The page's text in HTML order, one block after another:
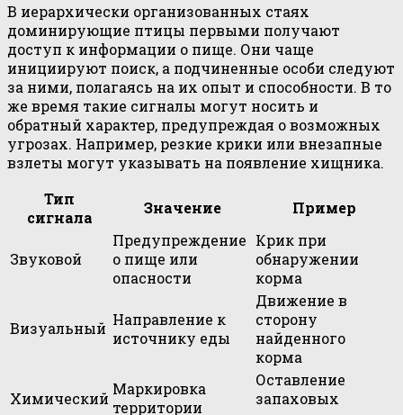
В иерархически организованных стаях
доминирующие птицы первыми получают
доступ к информации о пище. Они чаще
инициируют поиск, а подчиненные особи следуют
за ними, полагаясь на их опыт и способности. В то
же время такие сигналы могут носить и
обратный характер, предупреждая о возможных
угрозах. Например, резкие крики или внезапные
взлеты могут указывать на появление хищника.
Тип
сигнала
Значение Пример
Звуковой
Предупреждение
о пище или
опасности
Крик при
обнаружении
корма
Визуальный Направление к
источнику еды
Движение в
сторону
найденного
корма
Химический
Маркировка
территории
Оставление
запаховых